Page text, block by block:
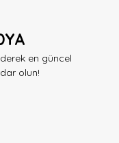
en güncel
olun!